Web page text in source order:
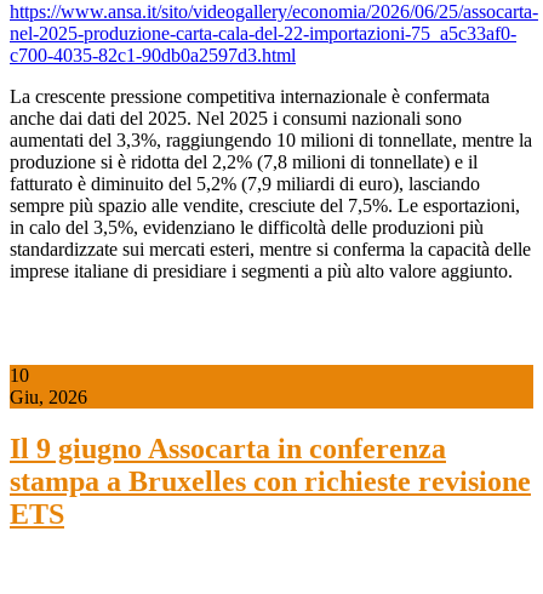
https://www.ansa.it/sito/videogallery/economia/2026/06/25/assocarta-
nel-2025-produzione-carta-cala-del-22-importazioni-75_a5c33af0-
c700-4035-82c1-90db0a2597d3.html
La crescente pressione competitiva internazionale è confermata
anche dai dati del 2025. Nel 2025 i consumi nazionali sono
aumentati del 3,3%, raggiungendo 10 milioni di tonnellate, mentre la
produzione si è ridotta del 2,2% (7,8 milioni di tonnellate) e il
fatturato è diminuito del 5,2% (7,9 miliardi di euro), lasciando
sempre più spazio alle vendite, cresciute del 7,5%. Le esportazioni,
in calo del 3,5%, evidenziano le difficoltà delle produzioni più
standardizzate sui mercati esteri, mentre si conferma la capacità delle
imprese italiane di presidiare i segmenti a più alto valore aggiunto.
10
Giu, 2026
Il 9 giugno Assocarta in conferenza
stampa a Bruxelles con richieste revisione
ETS